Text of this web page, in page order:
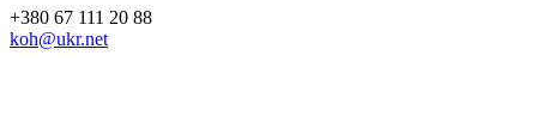
+380 67 111 20 88
koh@ukr.net